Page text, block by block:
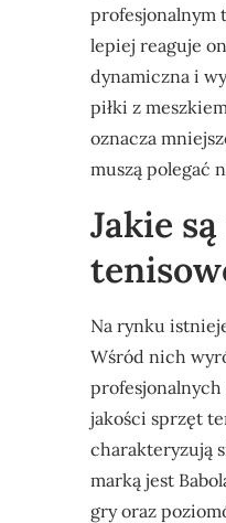
profesjonalnym
lepiej reaguje
dynamiczna i
piłki z
oznacza
muszą polegać
Jakie
Na rynku
Wśród nich
profesjonalnych
jakości sprzęt
charakteryzują
marką jest
gry oraz